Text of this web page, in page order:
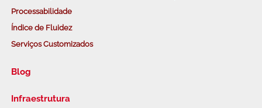
Processabilidade
Índice de Fluidez
Serviços Customizados
Blog
Infraestrutura